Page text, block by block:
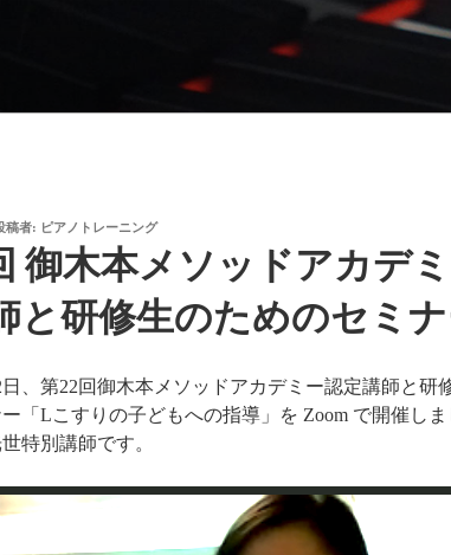
トレーニングしながら奏法を学び、美しい音と自
稿者: ピアノトレーニング
御木本メソッドアカデ
と研修生のためのセミ
日、第22回御木本メソッドアカデミー認定講師と研
「Lこすりの子どもへの指導」を Zoom で開催し
特別講師です。